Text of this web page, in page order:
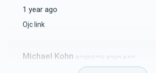
1 year ago
Ojc link
Michael Kohn יודא הערש טייטלבוים